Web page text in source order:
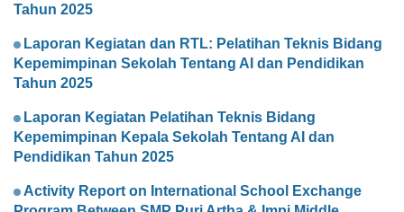
Tahun 2025
Laporan Kegiatan dan RTL: Pelatihan Teknis Bidang
Kepemimpinan Sekolah Tentang AI dan Pendidikan
Tahun 2025
Laporan Kegiatan Pelatihan Teknis Bidang
Kepemimpinan Kepala Sekolah Tentang AI dan
Pendidikan Tahun 2025
Activity Report on International School Exchange